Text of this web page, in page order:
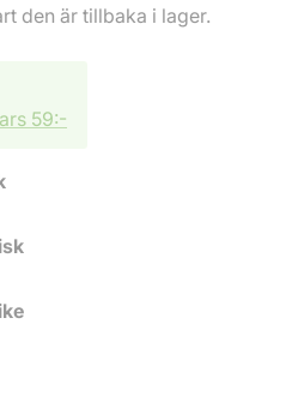
den är tillbaka i lager.
59:-